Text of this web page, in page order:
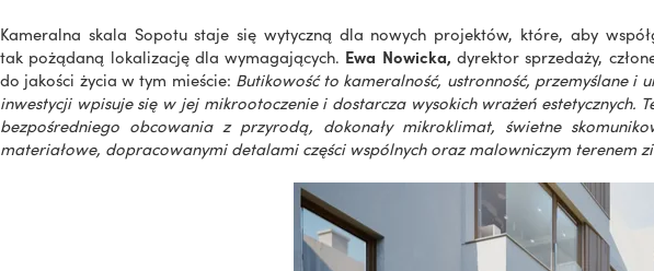
Kameralna skala Sopotu staje się wytyczną dla nowych projektów, które, aby
tak pożądaną lokalizację dla wymagających. Ewa Nowicka, dyrektor sprzedaży,
do jakości życia w tym mieście: Butikowość to kameralność, ustronność, przemyślane
inwestycji wpisuje się w jej mikrootoczenie i dostarcza wysokich wrażeń
bezpośredniego obcowania z przyrodą, dokonały mikroklimat, świetne
materiałowe, dopracowanymi detalami części wspólnych oraz malowniczym terenem